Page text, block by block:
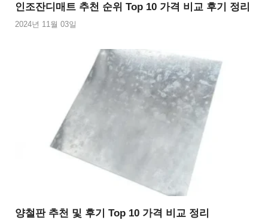
인조잔디매트 추천 순위 Top 10 가격 비교 후기 정리
2024년 11월 03일
양철판 추천 및 후기 Top 10 가격 비교 정리